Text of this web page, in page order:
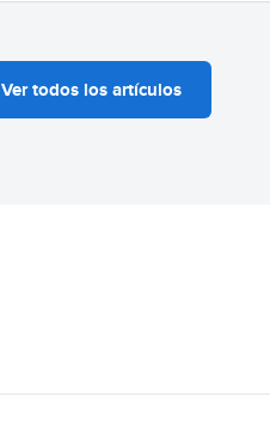
Ver todos los artículos